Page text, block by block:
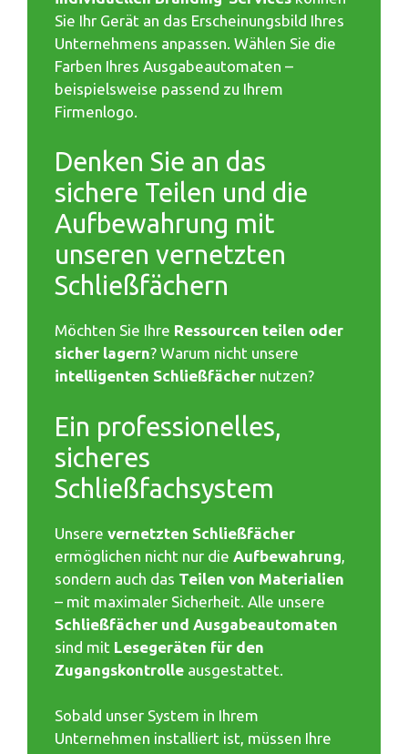
Sie Ihr Gerät an das Erscheinungsbild Ihres
Unternehmens anpassen. Wählen Sie die
Farben Ihres Ausgabeautomaten –
beispielsweise passend zu Ihrem
Firmenlogo.
Denken Sie an das
sichere Teilen und die
Aufbewahrung mit
unseren vernetzten
Schließfächern
Möchten Sie Ihre Ressourcen teilen oder
sicher lagern? Warum nicht unsere
intelligenten Schließfächer nutzen?
Ein professionelles,
sicheres
Schließfachsystem
Unsere vernetzten Schließfächer
ermöglichen nicht nur die Aufbewahrung,
sondern auch das Teilen von Materialien
– mit maximaler Sicherheit. Alle unsere
Schließfächer und Ausgabeautomaten
sind mit Lesegeräten für den
Zugangskontrolle ausgestattet.
Sobald unser System in Ihrem
Unternehmen installiert ist, müssen Ihre